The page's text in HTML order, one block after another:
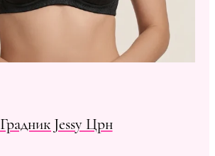
Градник Jessy Црн